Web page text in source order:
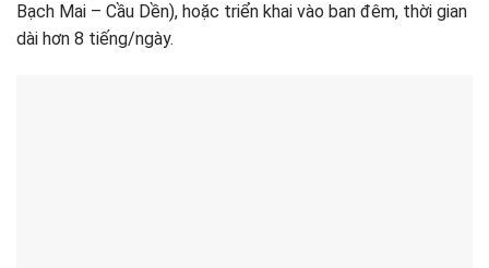
Bạch Mai – Cầu Dền), hoặc triển khai vào ban đêm, thời gian
dài hơn 8 tiếng/ngày.